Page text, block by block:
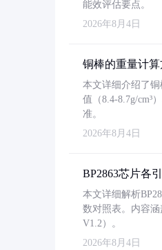
能效评估要点。
2026年8月4日
铜棒的重量计
本文详细介绍了
值（8.4-8.7g/cm³
准。
2026年8月4日
BP2863芯片各
本文详细解析
数对照表。内容
V1.2）。
2026年8月4日